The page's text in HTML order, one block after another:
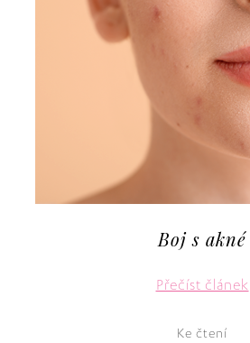
Boj s akné
Přečíst článek
Ke čtení